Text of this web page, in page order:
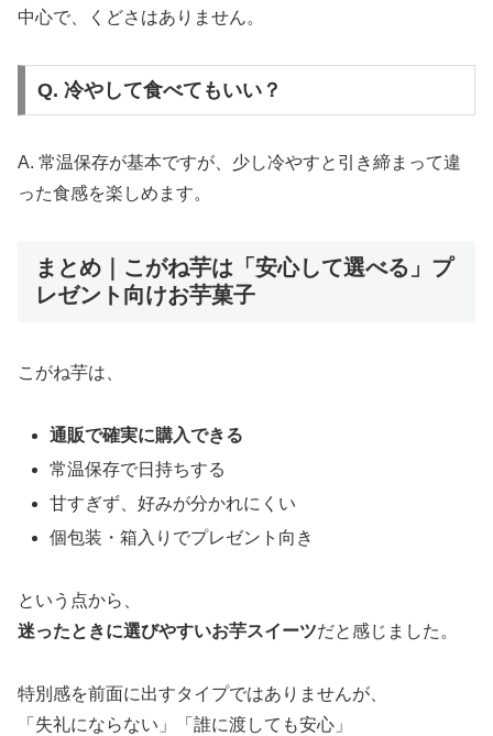
中心で、くどさはありません。
Q. 冷やして食べてもいい？
A. 常温保存が基本ですが、少し冷やすと引き締まって違
った食感を楽しめます。
まとめ｜こがね芋は「安心して選べる」プ
レゼント向けお芋菓子
こがね芋は、
通販で確実に購入できる
常温保存で日持ちする
甘すぎず、好みが分かれにくい
個包装・箱入りでプレゼント向き
という点から、
迷ったときに選びやすいお芋スイーツだと感じました。
特別感を前面に出すタイプではありませんが、
「失礼にならない」「誰に渡しても安心」